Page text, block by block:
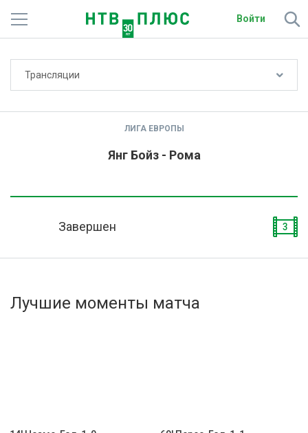
Войти
Активировать промокод
Трансляции
ЛИГА ЕВРОПЫ
Янг Бойз - Рома
Завершен 3
Лучшие моменты матча